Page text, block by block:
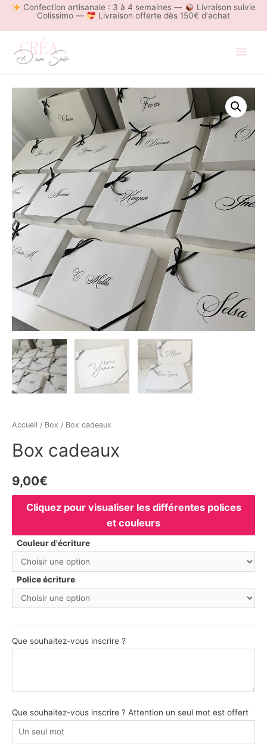
Confection artisanale : 3 à 4 semaines —
Livraison suivie
Colissimo —
Livraison offerte dès 150€ d'achat
Accueil / Box / Box cadeaux
Box cadeaux
9,00€
Cliquez pour visualiser les différentes polices
et couleurs
Couleur d'écriture
Police écriture
Que souhaitez-vous inscrire ?
Que souhaitez-vous inscrire ? Attention un seul mot est offert